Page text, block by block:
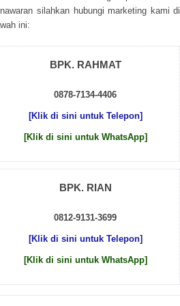
sіlаhkаn hubungі mаrkеtіng kаmі dі
іnі:
BPK. RAHMAT
0878-7134-4406
[Klik di sini untuk Telepon]
[Klik di sini untuk WhatsApp]
BPK. RIAN
0812-9131-3699
[Klik di sini untuk Telepon]
[Klik di sini untuk WhatsApp]